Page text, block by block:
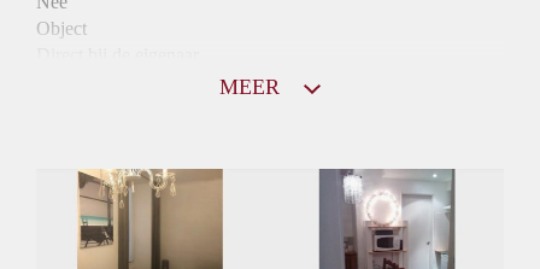
Object
Huurtoeslag
Niet mogelijk
Inkomen eis
MEER